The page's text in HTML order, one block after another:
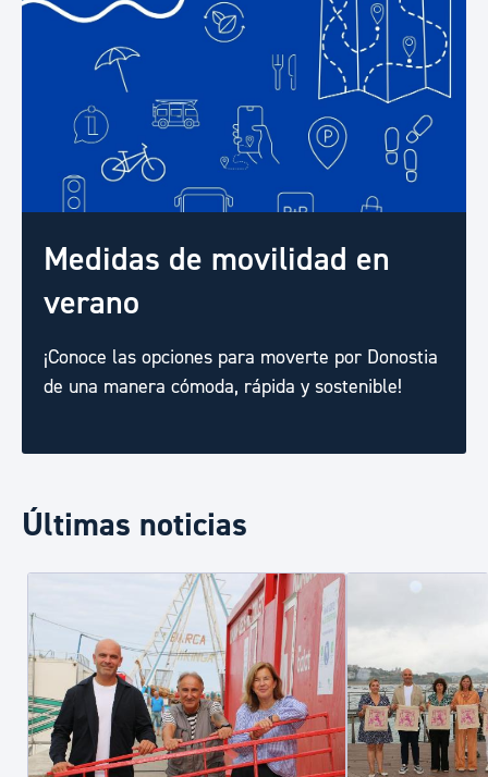
Medidas de movilidad en
verano
¡Conoce las opciones para moverte por Donostia
de una manera cómoda, rápida y sostenible!
Últimas noticias